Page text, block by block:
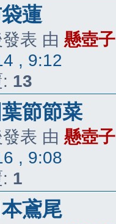
蓮
表 由 懸壺子
, 9:12
13
葉節節菜
表 由 懸壺子
, 9:08
1
本鳶尾